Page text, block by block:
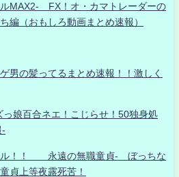
MAX2- FX！オ・カマトレーダーの
（おもしろ動画まとめ速報）
男の髪ってるまとめ速報！！激しく
っ娘百合ネエ！こじらせ！50独身処
-
ル！！ 永遠の無職童貞- ぼっちな
貞上等夜露死苦！